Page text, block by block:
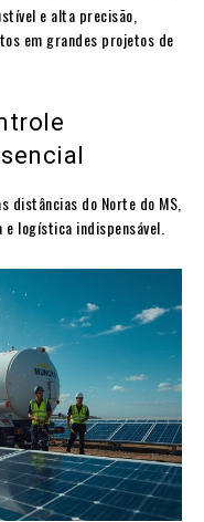
e alta precisão,
em grandes projetos de
distâncias do Norte do MS,
logística indispensável.